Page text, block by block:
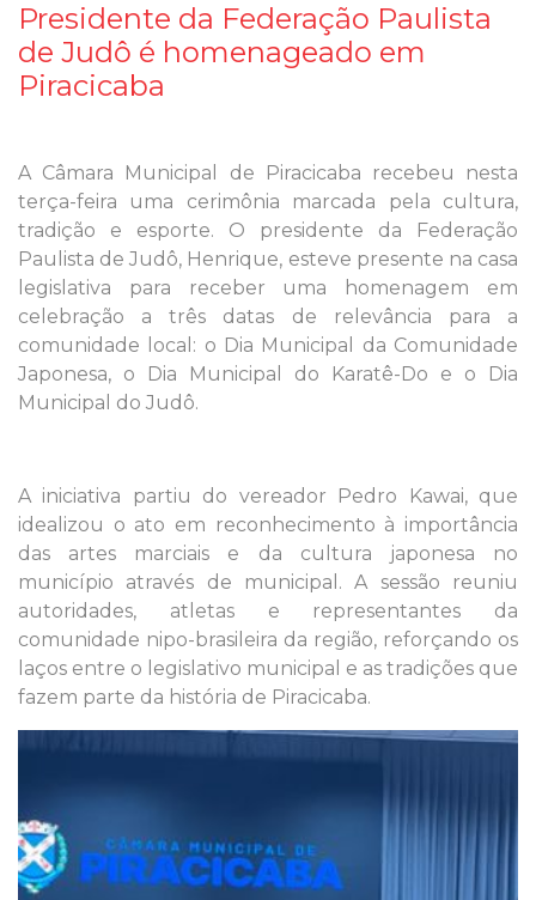
Presidente da Federação Paulista
de Judô é homenageado em
Piracicaba
A Câmara Municipal de Piracicaba recebeu nesta
terça-feira uma cerimônia marcada pela cultura,
tradição e esporte. O presidente da Federação
Paulista de Judô, Henrique, esteve presente na casa
legislativa para receber uma homenagem em
celebração a três datas de relevância para a
comunidade local: o Dia Municipal da Comunidade
Japonesa, o Dia Municipal do Karatê-Do e o Dia
Municipal do Judô.
A iniciativa partiu do vereador Pedro Kawai, que
idealizou o ato em reconhecimento à importância
das artes marciais e da cultura japonesa no
município através de municipal. A sessão reuniu
autoridades, atletas e representantes da
comunidade nipo-brasileira da região, reforçando os
laços entre o legislativo municipal e as tradições que
fazem parte da história de Piracicaba.